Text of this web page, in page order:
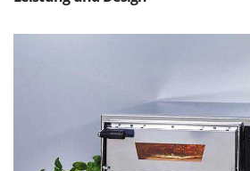
N
Obstmühlen Obsthäcksler
Obstpressen
Olivenernter und Schüttler
Fontana Forni